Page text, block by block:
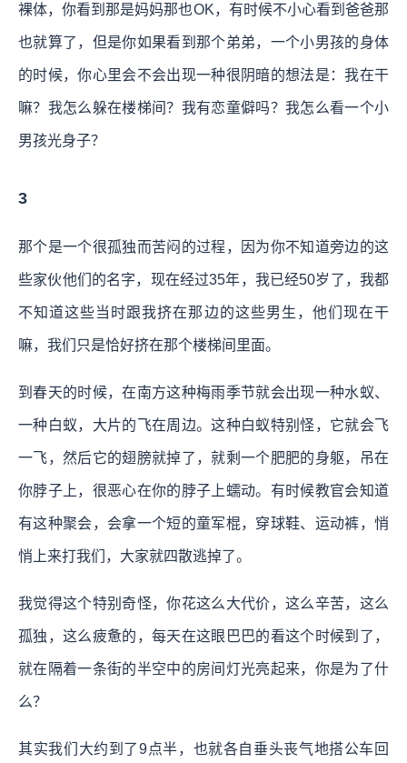
裸体，你看到那是妈妈那也OK，有时候不小心看到爸爸那
也就算了，但是你如果看到那个弟弟，一个小男孩的身体
的时候，你心里会不会出现一种很阴暗的想法是：我在干
嘛？我怎么躲在楼梯间？我有恋童僻吗？我怎么看一个小
男孩光身子？
3
那个是一个很孤独而苦闷的过程，因为你不知道旁边的这
些家伙他们的名字，现在经过35年，我已经50岁了，我都
不知道这些当时跟我挤在那边的这些男生，他们现在干
嘛，我们只是恰好挤在那个楼梯间里面。
到春天的时候，在南方这种梅雨季节就会出现一种水蚁、
一种白蚁，大片的飞在周边。这种白蚁特别怪，它就会飞
一飞，然后它的翅膀就掉了，就剩一个肥肥的身躯，吊在
你脖子上，很恶心在你的脖子上蠕动。有时候教官会知道
有这种聚会，会拿一个短的童军棍，穿球鞋、运动裤，悄
悄上来打我们，大家就四散逃掉了。
我觉得这个特别奇怪，你花这么大代价，这么辛苦，这么
孤独，这么疲惫的，每天在这眼巴巴的看这个时候到了，
就在隔着一条街的半空中的房间灯光亮起来，你是为了什
么？
其实我们大约到了9点半，也就各自垂头丧气地搭公车回